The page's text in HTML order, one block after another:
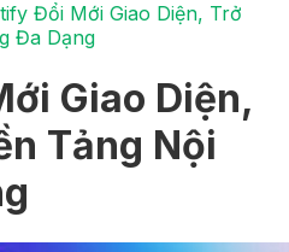
Đổi Mới Giao Diện, Trở
Đa Dạng
Giao Diện,
Tảng Nội